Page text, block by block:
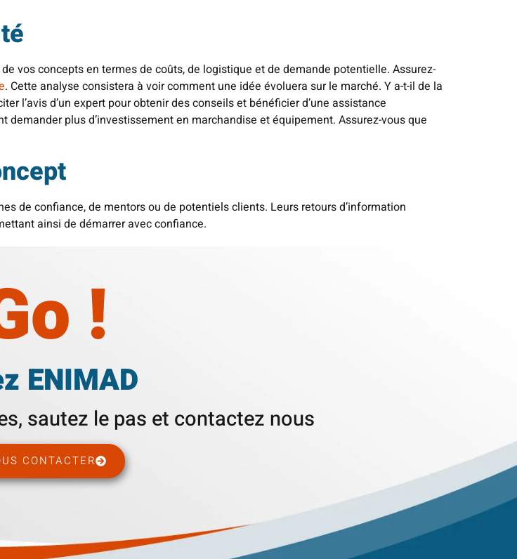
vos concepts en termes de coûts, de logistique et de demande potentielle. Assurez-
. Cette analyse consistera à voir comment une idée évoluera sur le marché. Y a-t-il de la
l’avis d’un expert pour obtenir des conseils et bénéficier d’une assistance
plus d’investissement en marchandise et équipement. Assurez-vous que
de confiance, de mentors ou de potentiels clients. Leurs retours d’information
ainsi de démarrer avec confiance.
!
ENIMAD
sautez le pas et contactez nous
CONTACTER